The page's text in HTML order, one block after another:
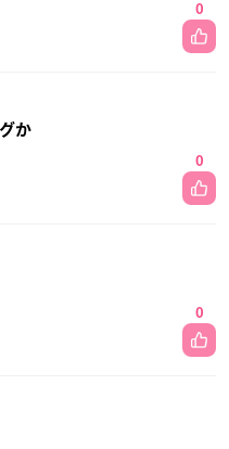
0
か
0
0